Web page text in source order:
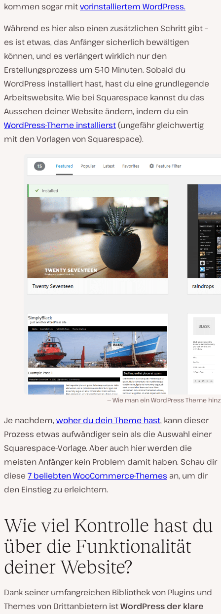
kommen sogar mitvorinstalliertem WordPress.
Während es hier also einen zusätzlichen Schritt gibt –
es ist etwas, das Anfänger sicherlich bewältigen
können, und es verlängert wirklich nur den
Erstellungsprozess um 5-10 Minuten. Sobald du
WordPress installiert hast, hast du eine grundlegende
Arbeitswebsite. Wie bei Squarespace kannst du das
Aussehen deiner Website ändern, indem du ein
WordPress-Theme installierst (ungefähr gleichwertig
mit den Vorlagen von Squarespace).
Wie man ein WordPress Theme
Je nachdem, woher du dein Theme hast, kann dieser
Prozess etwas aufwändiger sein als die Auswahl einer
Squarespace-Vorlage. Aber auch hier werden die
meisten Anfänger kein Problem damit haben. Schau dir
diese 7 beliebten WooCommerce-Themes an, um dir
den Einstieg zu erleichtern.
Wie viel Kontrolle hast du
über die Funktionalität
deiner Website?
Dank seiner umfangreichen Bibliothek von Plugins und
Themes von Drittanbietern istWordPress der klare